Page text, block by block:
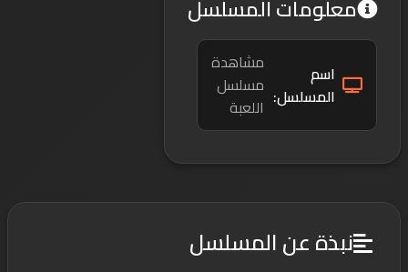
معلومات المسلسل
اسم
المسلسل:
مشاهدة
مسلسل
اللعبة
نبذة عن المسلسل